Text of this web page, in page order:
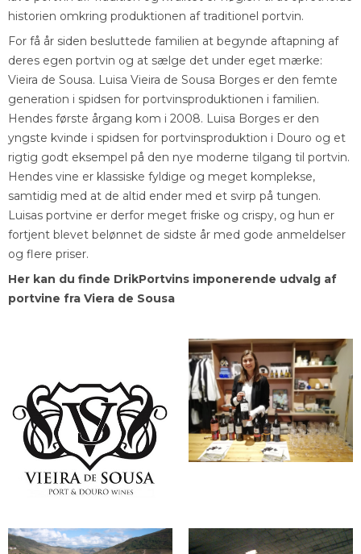
historien omkring produktionen af traditionel portvin.
For få år siden besluttede familien at begynde aftapning af
deres egen portvin og at sælge det under eget mærke:
Vieira de Sousa. Luisa Vieira de Sousa Borges er den femte
generation i spidsen for portvinsproduktionen i familien.
Hendes første årgang kom i 2008. Luisa Borges er den
yngste kvinde i spidsen for portvinsproduktion i Douro og et
rigtig godt eksempel på den nye moderne tilgang til portvin.
Hendes vine er klassiske fyldige og meget komplekse,
samtidig med at de altid ender med et svirp på tungen.
Luisas portvine er derfor meget friske og crispy, og hun er
fortjent blevet belønnet de sidste år med gode anmeldelser
og flere priser.
Her kan du finde DrikPortvins imponerende udvalg af
portvine fra Viera de Sousa